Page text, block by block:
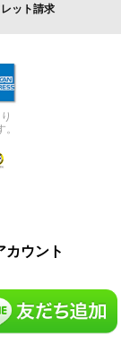
ット請求
ウント